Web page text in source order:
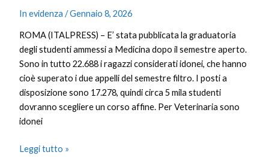
In evidenza /Gennaio 8, 2026
ROMA (ITALPRESS) – E’ stata pubblicata la graduatoria
degli studenti ammessi a Medicina dopo il semestre aperto.
Sono in tutto 22.688 i ragazzi considerati idonei, che hanno
cioè superato i due appelli del semestre filtro. I posti a
disposizione sono 17.278, quindi circa 5 mila studenti
dovranno scegliere un corso affine. Per Veterinaria sono
idonei
Leggi tutto »